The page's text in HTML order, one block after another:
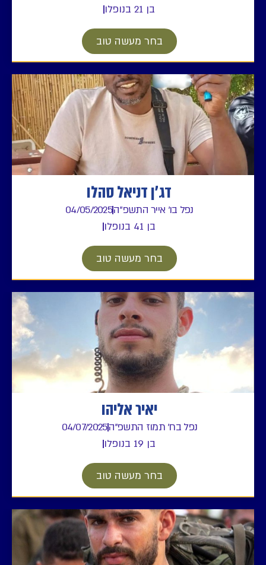
בן 21 בנופלו
בחר מעשה טוב
דג'ן דניאל סהלו
נפל בו' אייר התשפ"ה04/05/2025
בן 41 בנופלו
בחר מעשה טוב
יאיר אליהו
נפל בח' תמוז התשפ"ה04/07/2025
בן 19 בנופלו
בחר מעשה טוב